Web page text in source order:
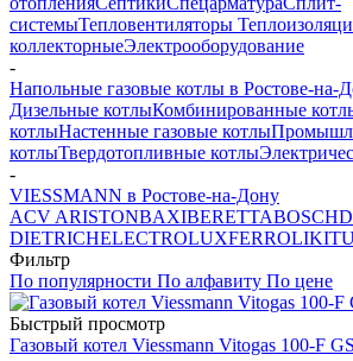
системыТепловентиляторы
коллекторныеЭлектрооборудование
-
Напольные газовые котлы в Ростове-на-
Дизельные котлыКомбинированные
котлыНастенные газовые котлы
котлыТвердотопливные котлы
-
VIESSMANN в Ростове-на-Дону
ACV ARISTONBAXIBERETTABOSCH
DIETRICHELECTROLUXFERROLI
Фильтр
По популярности По алфавиту По цене
Быстрый просмотр
Газовый котел Viessmann Vitogas 100-F